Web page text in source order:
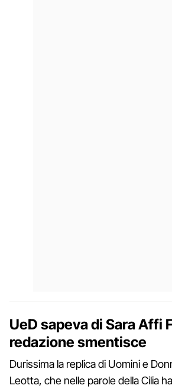
UeD sapeva di Sara Affi
redazione smentisce
Durissima la replica di Uomini e
Leotta, che nelle parole della Cilia